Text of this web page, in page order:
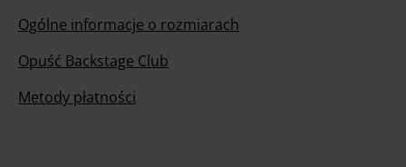
Ogólne informacje o rozmiarach
Opuść Backstage Club
Metody płatności